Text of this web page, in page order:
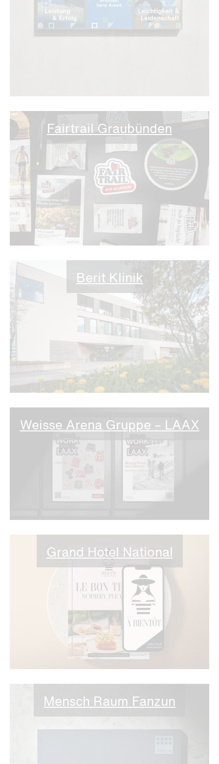
Fairtrail Graubünden
Berit Klinik
Weisse Arena Gruppe – LAAX
Grand Hotel National
Mensch Raum Fanzun